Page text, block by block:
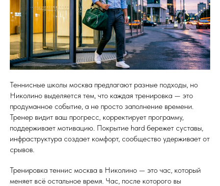
Теннисные школы москва предлагают разные подходы, но
Николино выделяется тем, что каждая тренировка — это
продуманное событие, а не просто заполнение времени.
Тренер видит ваш прогресс, корректирует программу,
поддерживает мотивацию. Покрытие hard бережет суставы,
инфраструктура создает комфорт, сообщество удерживает от
срывов.
Тренировка теннис москва в Николино — это час, который
меняет всё остальное время. Час, после которого вы